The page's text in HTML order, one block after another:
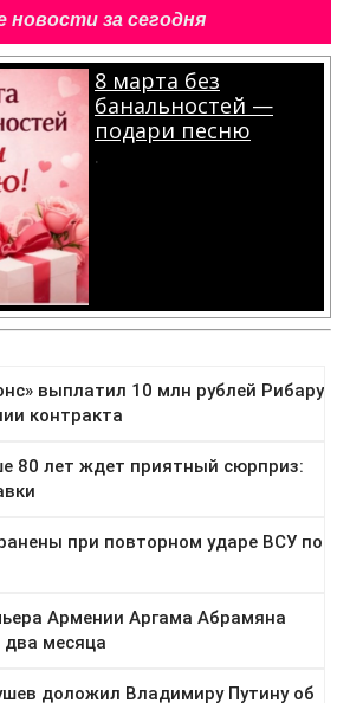
новости за сегодня
8 марта без
банальностей —
подари песню
.